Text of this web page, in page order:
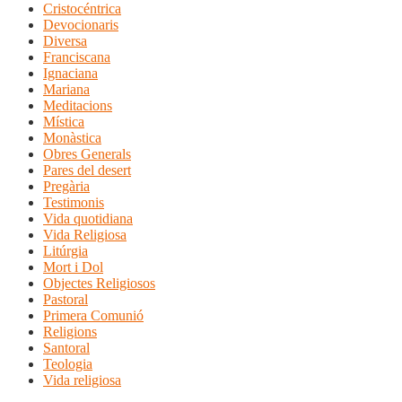
Cristocéntrica
Devocionaris
Diversa
Franciscana
Ignaciana
Mariana
Meditacions
Mística
Monàstica
Obres Generals
Pares del desert
Pregària
Testimonis
Vida quotidiana
Vida Religiosa
Litúrgia
Mort i Dol
Objectes Religiosos
Pastoral
Primera Comunió
Religions
Santoral
Teologia
Vida religiosa